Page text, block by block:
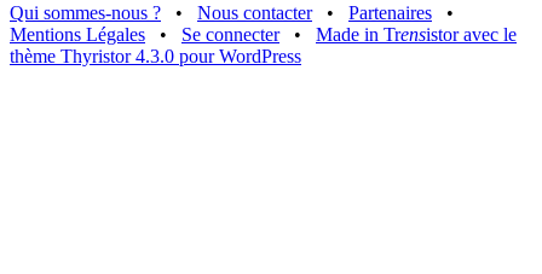
Qui sommes-nous ? • Nous contacter • Partenaires
•
Mentions Légales
• Se connecter • Made in Trensistor avec le
thème Thyristor 4.3.0 pour WordPress